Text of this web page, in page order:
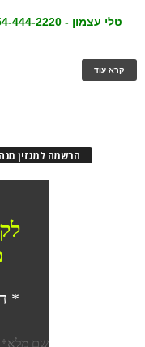
טלי עצמון - 054-444-2220 -
קרא עוד
הרשמה למגזין